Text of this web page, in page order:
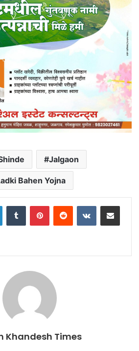
Jalgaon
Bahen Yojna
LinkedInTumblr PinterestReddit VKontakteShare via Email
Khandesh Times